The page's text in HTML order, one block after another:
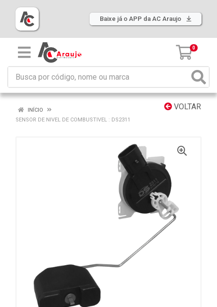
Baixe já o APP da AC Araujo
0
VOLTAR
INÍCIO
SENSOR DE NIVEL DE COMBUSTIVEL : DS2311